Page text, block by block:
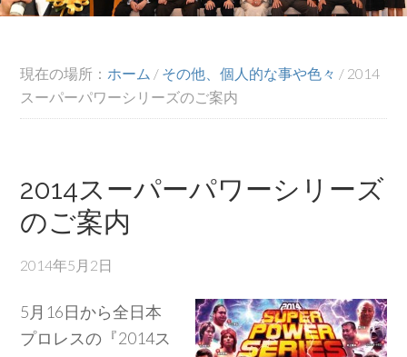
現在の場所： ホーム / その他、個人的な事や色々 / 2014
スーパーパワーシリーズのご案内
2014スーパーパワーシリーズ
のご案内
2014年5月2日
5月16日から全日本
プロレスの『2014ス